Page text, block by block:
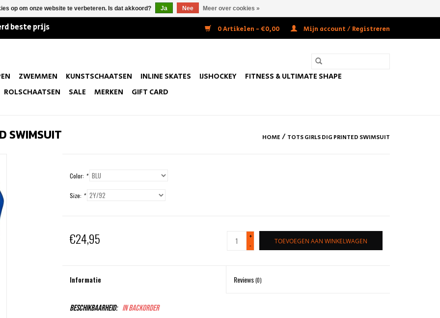
beste prijs 0 Artikelen - €0,00 Mijn account / Registreren
ZWEMMEN KUNSTSCHAATSEN INLINE SKATES IJSHOCKEY
FITNESS & ULTIMATE SHAPE
ROLSCHAATSEN
SALE MERKEN GIFT CARD
SWIMSUIT HOME / TOTS GIRLS DIG PRINTED SWIMSUIT
Color: *
Size: *
€24,95
+
-
TOEVOEGEN AAN WINKELWAGEN
Informatie Reviews(0)
Beschikbaarheid: In backorder
op om onze website te verbeteren. Is dat akkoord? Ja Nee Meer over cookies »